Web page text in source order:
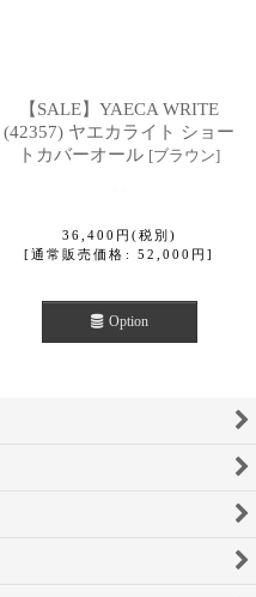
【SALE】YAECA WRITE
(42357) ヤエカライト ショー
トカバーオール [ブラウン]
36,400 円 (税別)
[通常販売価格 : 52,000 円 ]
Option